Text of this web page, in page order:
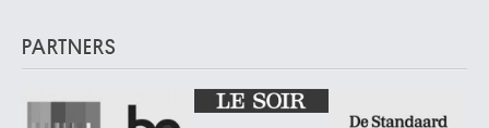
PARTNERS